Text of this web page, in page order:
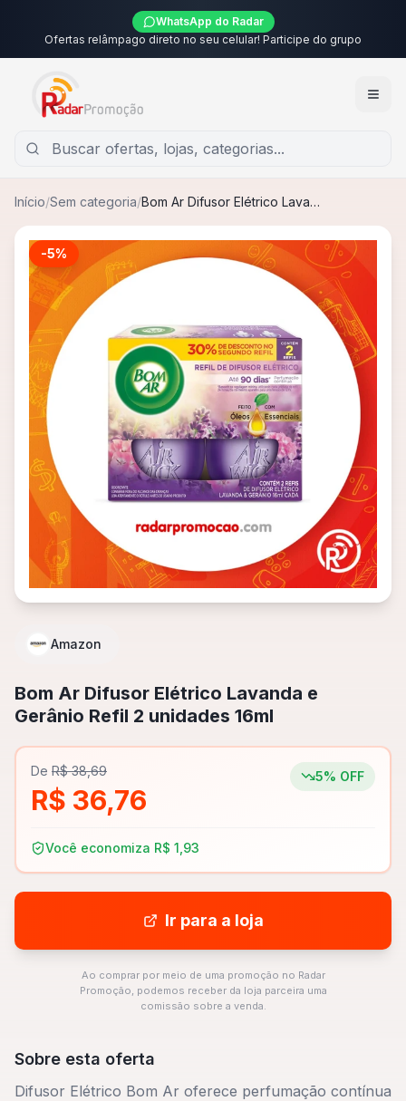
WhatsApp do Radar
Ofertas relâmpago direto no seu celular! Participe do grupo
Início/Sem categoria/ Bom Ar Difusor Elétrico Lavanda e Gerânio Refil 2 unidades 16ml
-5%
Amazon
Bom Ar Difusor Elétrico Lavanda e
Gerânio Refil 2 unidades 16ml
De R$ 38,69
R$ 36,76
5% OFF
Você economiza R$ 1,93
Ir para a loja
Ao comprar por meio de uma promoção no Radar
Promoção, podemos receber da loja parceira uma
comissão sobre a venda.
Sobre esta oferta
Difusor Elétrico Bom Ar oferece perfumação contínua